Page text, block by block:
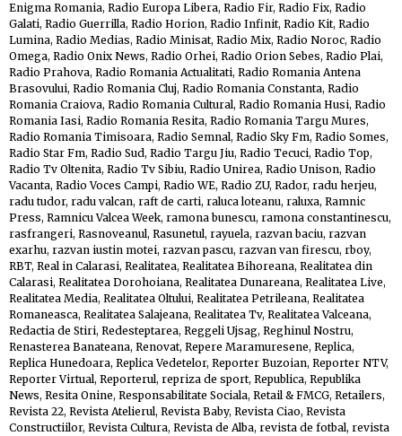
Enigma Romania, Radio Europa Libera, Radio Fir, Radio Fix, Radio
Galati, Radio Guerrilla, Radio Horion, Radio Infinit, Radio Kit, Radio
Lumina, Radio Medias, Radio Minisat, Radio Mix, Radio Noroc, Radio
Omega, Radio Onix News, Radio Orhei, Radio Orion Sebes, Radio Plai,
Radio Prahova, Radio Romania Actualitati, Radio Romania Antena
Brasovului, Radio Romania Cluj, Radio Romania Constanta, Radio
Romania Craiova, Radio Romania Cultural, Radio Romania Husi, Radio
Romania Iasi, Radio Romania Resita, Radio Romania Targu Mures,
Radio Romania Timisoara, Radio Semnal, Radio Sky Fm, Radio Somes,
Radio Star Fm, Radio Sud, Radio Targu Jiu, Radio Tecuci, Radio Top,
Radio Tv Oltenita, Radio Tv Sibiu, Radio Unirea, Radio Unison, Radio
Vacanta, Radio Voces Campi, Radio WE, Radio ZU, Rador, radu herjeu,
radu tudor, radu valcan, raft de carti, raluca loteanu, raluxa, Ramnic
Press, Ramnicu Valcea Week, ramona bunescu, ramona constantinescu,
rasfrangeri, Rasnoveanul, Rasunetul, rayuela, razvan baciu, razvan
exarhu, razvan iustin motei, razvan pascu, razvan van firescu, rboy,
RBT, Real in Calarasi, Realitatea, Realitatea Bihoreana, Realitatea din
Calarasi, Realitatea Dorohoiana, Realitatea Dunareana, Realitatea Live,
Realitatea Media, Realitatea Oltului, Realitatea Petrileana, Realitatea
Romaneasca, Realitatea Salajeana, Realitatea Tv, Realitatea Valceana,
Redactia de Stiri, Redesteptarea, Reggeli Ujsag, Reghinul Nostru,
Renasterea Banateana, Renovat, Repere Maramuresene, Replica,
Replica Hunedoara, Replica Vedetelor, Reporter Buzoian, Reporter NTV,
Reporter Virtual, Reporterul, repriza de sport, Republica, Republika
News, Resita Onine, Responsabilitate Sociala, Retail & FMCG, Retailers,
Revista 22, Revista Atelierul, Revista Baby, Revista Ciao, Revista
Constructiilor, Revista Cultura, Revista de Alba, revista de fotbal, revista